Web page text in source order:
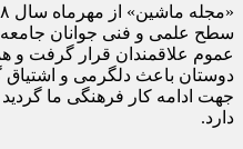
سطح علمی و فنی جوانان جامعه
عموم علاقمندان قرار گرفت و
دوستان باعث دلگرمی و اشتیاق
جهت ادامه کار فرهنگی ما
دارد.